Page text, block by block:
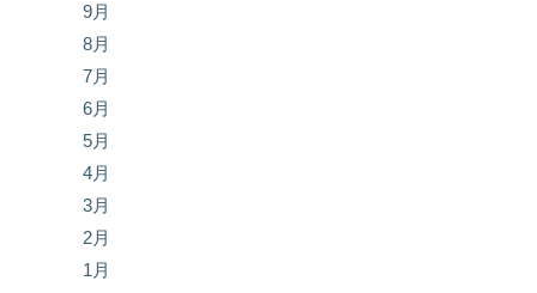
9月
8月
7月
6月
5月
4月
3月
2月
1月